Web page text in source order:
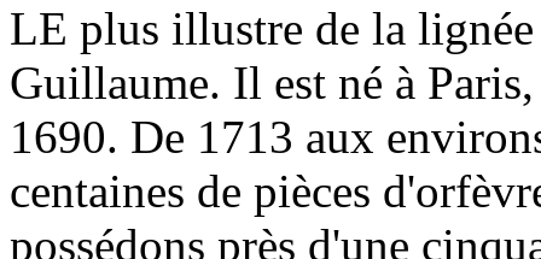
LE plus illustre de la
Guillaume. Il est né à
1690. De 1713 aux
centaines de pièces
possédons près d'une